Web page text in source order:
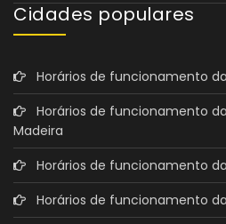
Cidades populares
Horários de funcionamento
Horários de funcionamento
Madeira
Horários de funcionamento
Horários de funcionamento